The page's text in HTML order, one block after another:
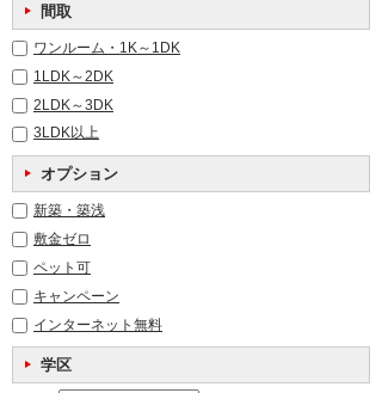
間取
ワンルーム・1K～1DK
1LDK～2DK
2LDK～3DK
3LDK以上
オプション
新築・築浅
敷金ゼロ
ペット可
キャンペーン
インターネット無料
学区